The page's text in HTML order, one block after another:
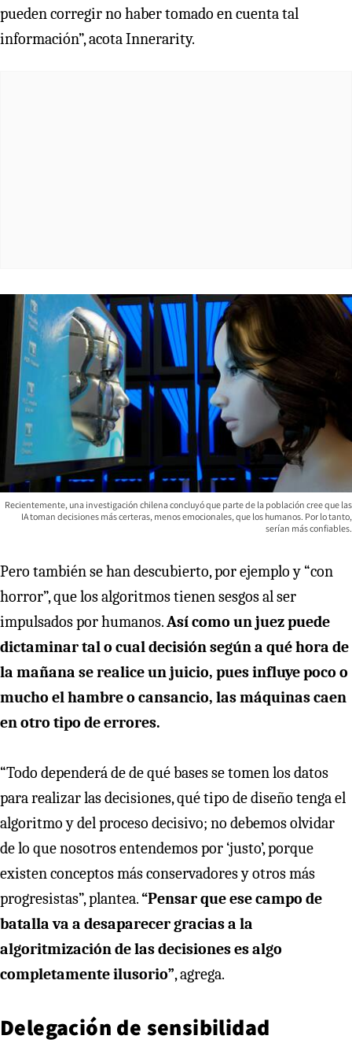
pueden corregir no haber tomado en cuenta tal
información”, acota Innerarity.
Recientemente, una investigación chilena concluyó que parte de la población cree que las
IA toman decisiones más certeras, menos emocionales, que los humanos. Por lo tanto,
serían más confiables.
Pero también se han descubierto, por ejemplo y “con
horror”, que los algoritmos tienen sesgos al ser
impulsados por humanos.Así como un juez puede
dictaminar tal o cual decisión según a qué hora de
la mañana se realice un juicio, pues influye poco o
mucho el hambre o cansancio, las máquinas caen
en otro tipo de errores.
“Todo dependerá de de qué bases se tomen los datos
para realizar las decisiones, qué tipo de diseño tenga el
algoritmo y del proceso decisivo; no debemos olvidar
de lo que nosotros entendemos por ‘justo’, porque
existen conceptos más conservadores y otros más
progresistas”, plantea.“Pensar que ese campo de
batalla va a desaparecer gracias a la
algoritmización de las decisiones es algo
completamente ilusorio”, agrega.
Delegación de sensibilidad